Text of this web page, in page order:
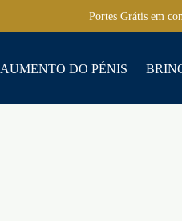
Portes Grátis em
AUMENTO DO PÉNIS